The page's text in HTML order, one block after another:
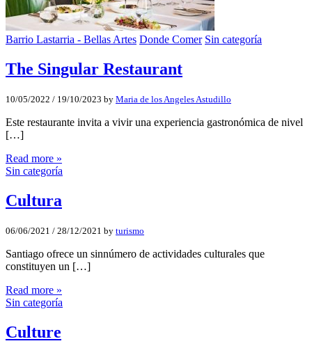
Barrio Lastarria - Bellas Artes Donde Comer Sin categoría
The Singular Restaurant
10/05/2022 / 19/10/2023 by Maria de los Angeles Astudillo
Este restaurante invita a vivir una experiencia gastronómica de nivel
[…]
Read more »
Sin categoría
Cultura
06/06/2021 / 28/12/2021 by turismo
Santiago ofrece un sinnúmero de actividades culturales que
constituyen un […]
Read more »
Sin categoría
Culture